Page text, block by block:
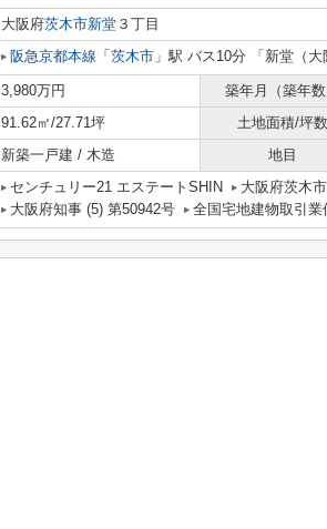
大阪府茨木市新堂 ３丁目
阪急京都本線 「 茨木市 」駅 バス10分 「新堂（
3,980万円 築年月（築年数
91.62㎡/27.71坪 土地面積/坪数
新築一戸建 / 木造 地目
センチュリー21 エステートSHIN 大阪府茨木
大阪府知事 (5) 第50942号
全国宅地建物取引業